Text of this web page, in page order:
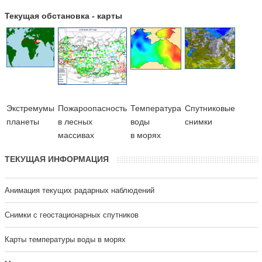
Текущая обстановка - карты
Экстремумы
планеты
Пожароопасность
в лесных
массивах
Температура
воды
в морях
Cпутниковые
снимки
ТЕКУЩАЯ ИНФОРМАЦИЯ
Анимация текущих радарных наблюдений
Cнимки с геостационарных спутников
Карты температуры воды в морях